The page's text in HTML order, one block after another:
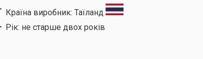
Країна виробник: Таїланд
Рік: не старше двох років